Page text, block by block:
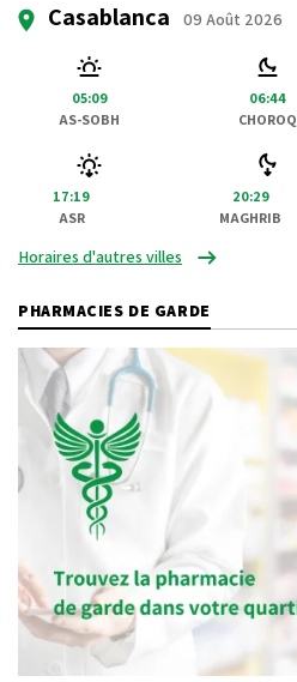
Casablanca 09 Août 2026
05:09
AS-SOBH
06:44
CHOROQ
17:19
ASR
20:29
MAGHRIB
Horaires d'autres villes
PHARMACIES DE GARDE